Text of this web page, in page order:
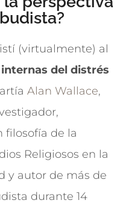
(virtualmente) al
internas del distrés
Alan Wallace,
filosofía de la
Religiosos en la
y autor de más de
durante 14